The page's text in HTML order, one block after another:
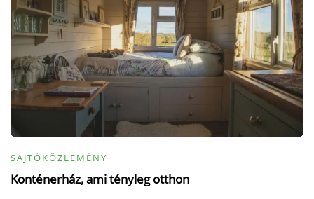
SAJTÓKÖZLEMÉNY
Konténerház, ami tényleg otthon